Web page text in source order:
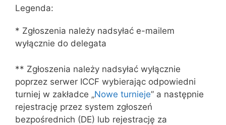
Legenda:
* Zgłoszenia należy nadsyłać e-mailem
wyłącznie do delegata
** Zgłoszenia należy nadsyłać wyłącznie
poprzez serwer ICCF wybierając odpowiedni
turniej w zakładce „Nowe turnieje” a następnie
rejestrację przez system zgłoszeń
bezpośrednich (DE) lub rejestrację za